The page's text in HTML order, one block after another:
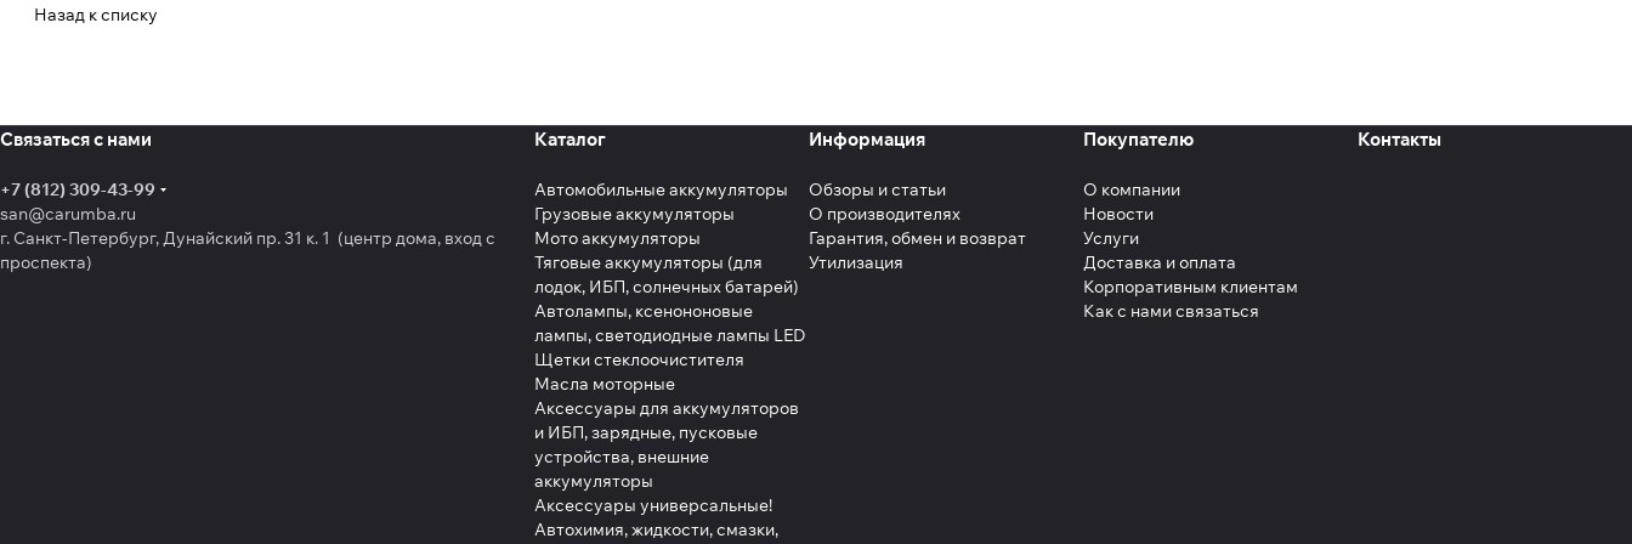
Продукция «Кордиант» продается через дистрибьюторскую сеть, насчитывающую более 200 партнеров во всех регионах России.
Назад к списку
Связаться с нами
+7 (812) 309-43-99
san@carumba.ru
г. Санкт-Петербург, Дунайский пр. 31 к. 1 (центр дома, вход с
проспекта)
Каталог
Автомобильные аккумуляторы
Грузовые аккумуляторы
Мото аккумуляторы
Тяговые аккумуляторы (для
лодок, ИБП, солнечных батарей)
Автолампы, ксенононовые
лампы, светодиодные лампы LED
Щетки стеклоочистителя
Масла моторные
Аксессуары для аккумуляторов
и ИБП, зарядные, пусковые
устройства, внешние
аккумуляторы
Аксессуары универсальные!
Автохимия, жидкости, смазки,
Информация
Обзоры и статьи
О производителях
Гарантия, обмен и возврат
Утилизация
Покупателю
О компании
Новости
Услуги
Доставка и оплата
Корпоративным клиентам
Как с нами связаться
Контакты